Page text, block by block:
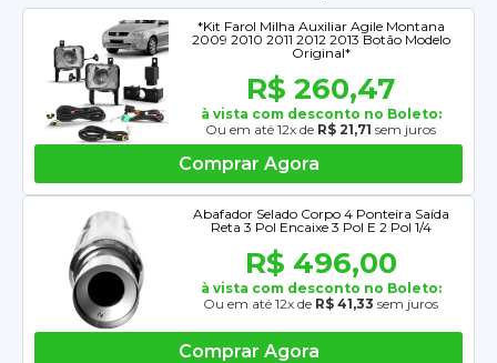
*Kit Farol Milha Auxiliar Agile Montana
2009 2010 2011 2012 2013 Botão Modelo
Original*
R$ 260,47
à vista com desconto no Boleto:
Ou em até 12x de R$ 21,71 sem juros
Comprar Agora
Abafador Selado Corpo 4 Ponteira Saída
Reta 3 Pol Encaixe 3 Pol E 2 Pol 1/4
R$ 496,00
à vista com desconto no Boleto:
Ou em até 12x de R$ 41,33 sem juros
Comprar Agora